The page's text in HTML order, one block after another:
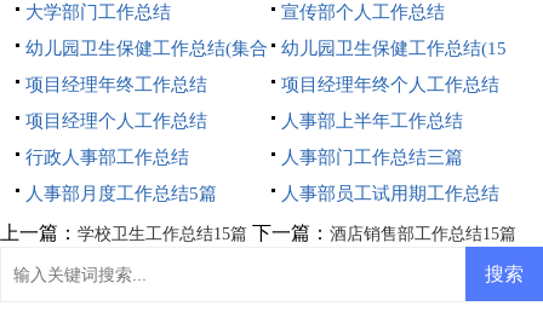
大学部门工作总结
宣传部个人工作总结
幼儿园卫生保健工作总结(集合
15篇)
幼儿园卫生保健工作总结(15
篇)
项目经理年终工作总结
项目经理年终个人工作总结
项目经理个人工作总结
人事部上半年工作总结
行政人事部工作总结
人事部门工作总结三篇
人事部月度工作总结5篇
人事部员工试用期工作总结
上一篇： 学校卫生工作总结15篇 下一篇： 酒店销售部工作总结15篇